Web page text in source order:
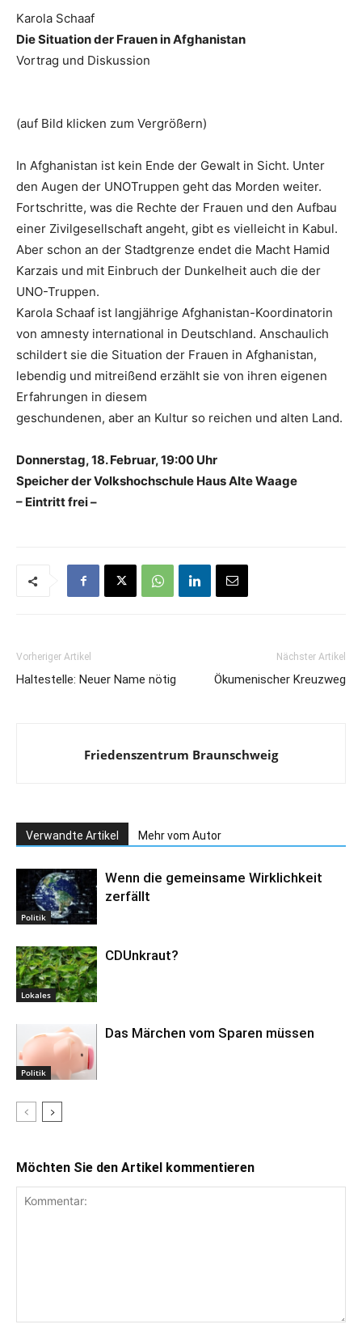
Karola Schaaf
Die Situation der Frauen in Afghanistan
Vortrag und Diskussion
(auf Bild klicken zum Vergrößern)
In Afghanistan ist kein Ende der Gewalt in Sicht. Unter
den Augen der UNOTruppen geht das Morden weiter.
Fortschritte, was die Rechte der Frauen und den Aufbau
einer Zivilgesellschaft angeht, gibt es vielleicht in Kabul.
Aber schon an der Stadtgrenze endet die Macht Hamid
Karzais und mit Einbruch der Dunkelheit auch die der
UNO-Truppen.
Karola Schaaf ist langjährige Afghanistan-Koordinatorin
von amnesty international in Deutschland. Anschaulich
schildert sie die Situation der Frauen in Afghanistan,
lebendig und mitreißend erzählt sie von ihren eigenen
Erfahrungen in diesem
geschundenen, aber an Kultur so reichen und alten Land.
Donnerstag, 18. Februar, 19:00 Uhr
Speicher der Volkshochschule Haus Alte Waage
– Eintritt frei –
Vorheriger Artikel
Haltestelle: Neuer Name nötig
Nächster Artikel
Ökumenischer Kreuzweg
Friedenszentrum Braunschweig
Verwandte Artikel Mehr vom Autor
Politik
Wenn die gemeinsame Wirklichkeit
zerfällt
Lokales
CDUnkraut?
Politik
Das Märchen vom Sparen müssen
Möchten Sie den Artikel kommentieren